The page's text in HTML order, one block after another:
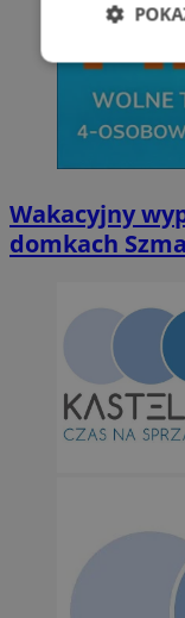
Wakacyjny
domkach
Niezbędne
takich
można
QeSessID